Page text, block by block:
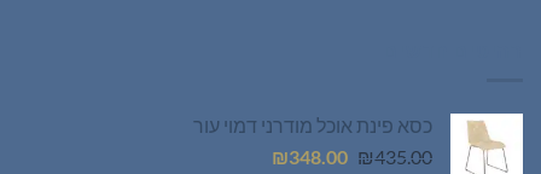
כסא פינת אוכל מודרני דמוי עור
₪435.00
המחיר ₪348.00
המחיר